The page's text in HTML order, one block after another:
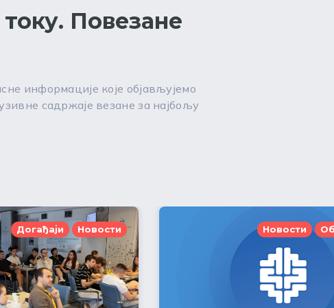
Повезане
информације које објављујемо
садржаје везане за најбољу
Догађаји Новости Новости